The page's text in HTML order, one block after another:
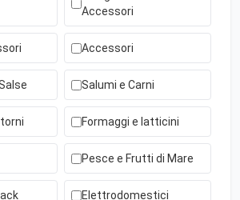
Accessori
Accessori
Salumi e Carni
Formaggi e latticini
Pesce e Frutti di Mare
Elettrodomestici